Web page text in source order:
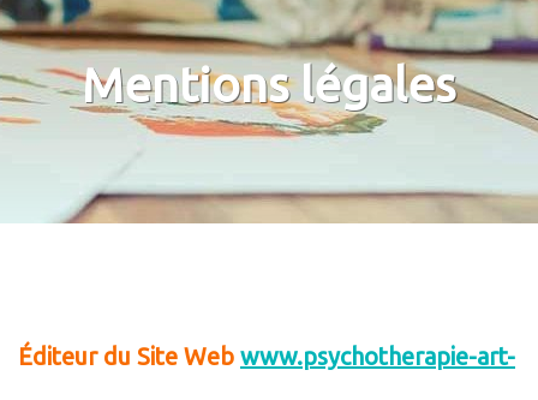
Mentions légales
Éditeur du Site Web www.psychotherapie-art-